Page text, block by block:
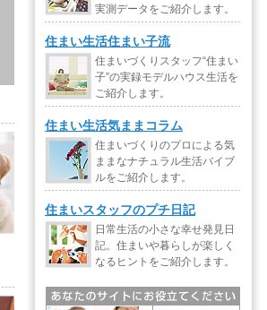
実測データをご紹介します。
住まい生活住まい子流
住まいづくりスタッフ“住まい
子”の実録モデルハウス生活を
ご紹介します。
住まい生活気ままコラム
住まいづくりのプロによる気
ままなナチュラル生活バイブ
ルをご紹介します。
住まいスタッフのプチ日記
日常生活の小さな幸せ発見日
記。住まいや暮らしが楽しく
なるヒントをご紹介します。